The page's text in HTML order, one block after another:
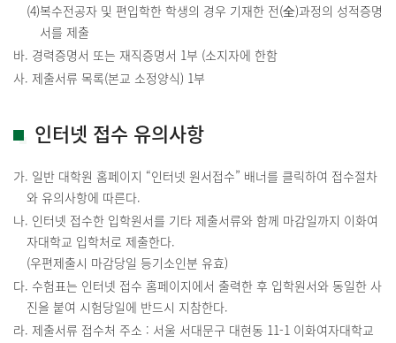
(4)복수전공자 및 편입학한 학생의 경우 기재한 전(全)과정의 성적증명
서를 제출
바. 경력증명서 또는 재직증명서 1부 (소지자에 한함
사. 제출서류 목록(본교 소정양식) 1부
인터넷 접수 유의사항
가. 일반 대학원 홈페이지 “인터넷 원서접수” 배너를 클릭하여 접수절차
와 유의사항에 따른다.
나. 인터넷 접수한 입학원서를 기타 제출서류와 함께 마감일까지 이화여
자대학교 입학처로 제출한다.
(우편제출시 마감당일 등기소인분 유효)
다. 수험표는 인터넷 접수 홈페이지에서 출력한 후 입학원서와 동일한 사
진을 붙여 시험당일에 반드시 지참한다.
라. 제출서류 접수처 주소 : 서울 서대문구 대현동 11-1 이화여자대학교